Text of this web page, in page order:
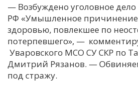
— Возбуждено уголовное дело
РФ «Умышленное причинение
здоровью, повлекшее по
потерпевшего», —
Уваровского МСО СУ СКР по
Дмитрий Рязанов. —
под стражу.